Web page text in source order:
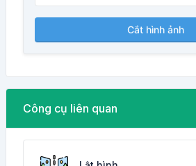
Cắt hình ảnh
Công cụ liên quan